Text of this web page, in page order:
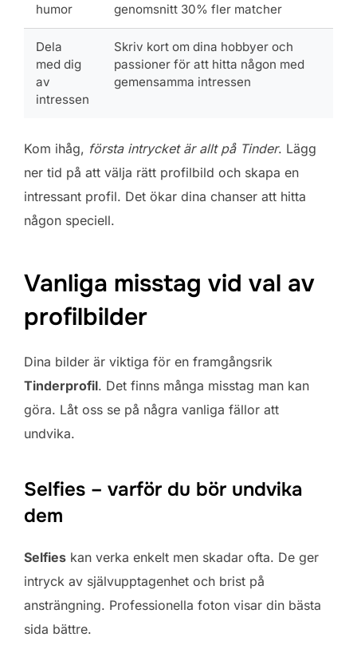
humor
genomsnitt 30% fler matcher
Dela
med dig
av
intressen
Skriv kort om dina hobbyer och
passioner för att hitta någon med
gemensamma intressen
Kom ihåg, första intrycket är allt på Tinder. Lägg
ner tid på att välja rätt profilbild och skapa en
intressant profil. Det ökar dina chanser att hitta
någon speciell.
Vanliga misstag vid val av
profilbilder
Dina bilder är viktiga för en framgångsrik
Tinderprofil. Det finns många misstag man kan
göra. Låt oss se på några vanliga fällor att
undvika.
Selfies – varför du bör undvika
dem
Selfies kan verka enkelt men skadar ofta. De ger
intryck av självupptagenhet och brist på
ansträngning. Professionella foton visar din bästa
sida bättre.